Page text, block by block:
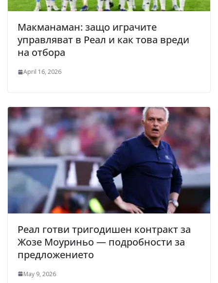
Макманаман: защо играчите
управляват в Реал и как това вреди
на отбора
April 16, 2026
Реал готви тригодишен контракт за
Жозе Моуриньо — подробности за
предложението
May 9, 2026